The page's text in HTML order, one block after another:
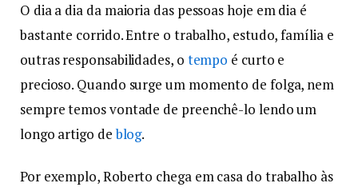
O dia a dia da maioria das pessoas hoje em dia é
bastante corrido. Entre o trabalho, estudo, família e
outras responsabilidades, o tempo é curto e
precioso. Quando surge um momento de folga, nem
sempre temos vontade de preenchê-lo lendo um
longo artigo deblog.
Por exemplo, Roberto chega em casa do trabalho às